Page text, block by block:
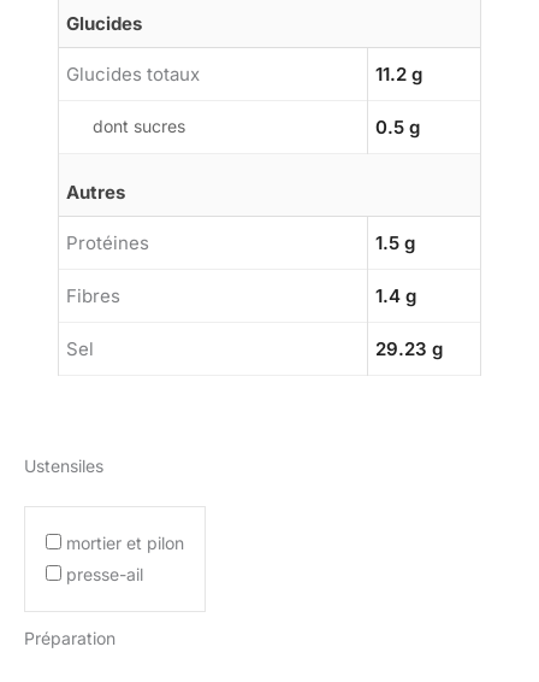
Glucides
Glucides totaux 11.2 g
dont sucres 0.5 g
Autres
Protéines 1.5 g
Fibres 1.4 g
Sel 29.23 g
Ustensiles
mortier et pilon
presse-ail
Préparation